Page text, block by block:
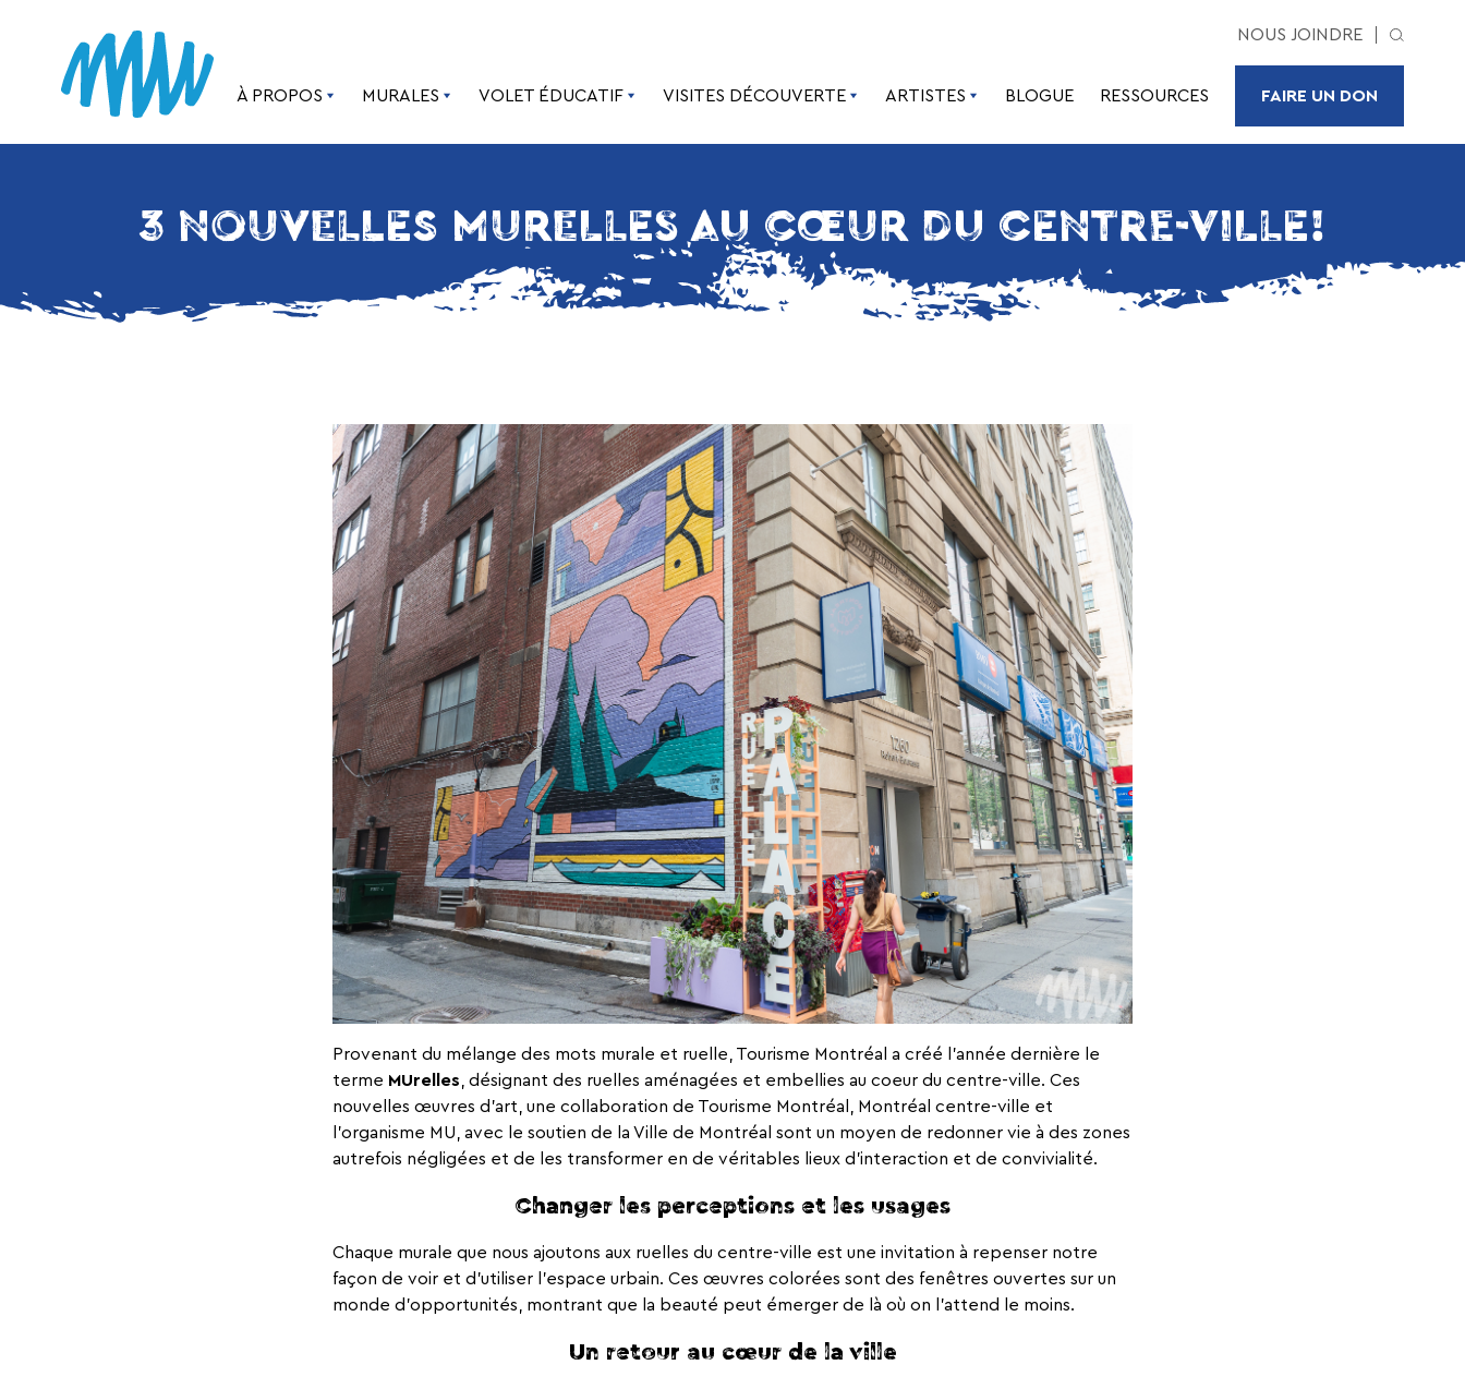
NOUS JOINDRE
À PROPOS MURALES VOLET ÉDUCATIF VISITES DÉCOUVERTE ARTISTES BLOGUE RESSOURCES FAIRE UN DON
3 NOUVELLES MURELLES AU CŒUR DU CENTRE-VILLE!
Provenant du mélange des mots murale et ruelle, Tourisme Montréal a créé l’année dernière le
terme MUrelles, désignant des ruelles aménagées et embellies au coeur du centre-ville. Ces
nouvelles œuvres d’art, une collaboration de Tourisme Montréal, Montréal centre-ville et
l’organisme MU, avec le soutien de la Ville de Montréal sont un moyen de redonner vie à des zones
autrefois négligées et de les transformer en de véritables lieux d’interaction et de convivialité.
Changer les perceptions et les usages
Chaque murale que nous ajoutons aux ruelles du centre-ville est une invitation à repenser notre
façon de voir et d’utiliser l’espace urbain. Ces œuvres colorées sont des fenêtres ouvertes sur un
monde d’opportunités, montrant que la beauté peut émerger de là où on l’attend le moins.
Un retour au cœur de la ville